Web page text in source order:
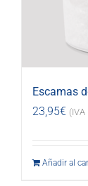
Escamas
23,95€
Añadir al